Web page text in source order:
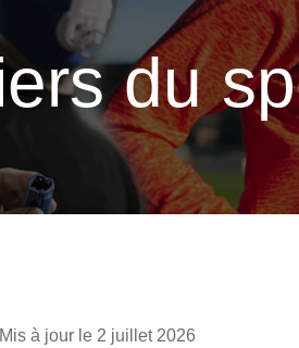
du
à jour le 2 juillet 2026